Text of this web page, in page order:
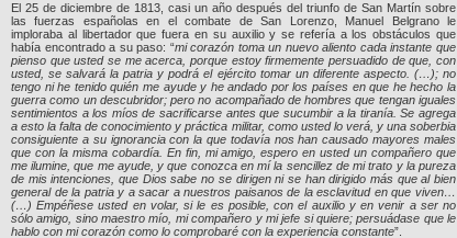
El 25 de diciembre de 1813, casi un año después del triunfo de San Martín sobre
las fuerzas españolas en el combate de San Lorenzo, Manuel Belgrano le
imploraba al libertador que fuera en su auxilio y se refería a los obstáculos que
había encontrado a su paso: “mi corazón toma un nuevo aliento cada instante que
pienso que usted se me acerca, porque estoy firmemente persuadido de que, con
usted, se salvará la patria y podrá el ejército tomar un diferente aspecto. (…); no
tengo ni he tenido quién me ayude y he andado por los países en que he hecho la
guerra como un descubridor; pero no acompañado de hombres que tengan iguales
sentimientos a los míos de sacrificarse antes que sucumbir a la tiranía. Se agrega
a esto la falta de conocimiento y práctica militar, como usted lo verá, y una soberbia
consiguiente a su ignorancia con la que todavía nos han causado mayores males
que con la misma cobardía. En fin, mi amigo, espero en usted un compañero que
me ilumine, que me ayude, y que conozca en mí la sencillez de mi trato y la pureza
de mis intenciones, que Dios sabe no se dirigen ni se han dirigido más que al bien
general de la patria y a sacar a nuestros paisanos de la esclavitud en que viven…
(…) Empéñese usted en volar, si le es posible, con el auxilio y en venir a ser no
sólo amigo, sino maestro mío, mi compañero y mi jefe si quiere; persuádase que le
hablo con mi corazón como lo comprobaré con la experiencia constante”.